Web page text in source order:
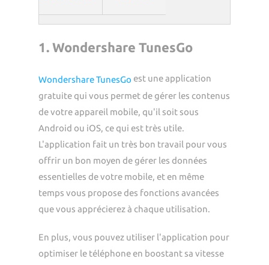
1. Wondershare TunesGo
Wondershare TunesGo est une application
gratuite qui vous permet de gérer les contenus
de votre appareil mobile, qu'il soit sous
Android ou iOS, ce qui est très utile.
L'application fait un très bon travail pour vous
offrir un bon moyen de gérer les données
essentielles de votre mobile, et en même
temps vous propose des fonctions avancées
que vous apprécierez à chaque utilisation.
En plus, vous pouvez utiliser l'application pour
optimiser le téléphone en boostant sa vitesse